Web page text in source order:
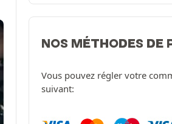
NOS MÉTHODES DE
Vous pouvez régler votre
suivant: